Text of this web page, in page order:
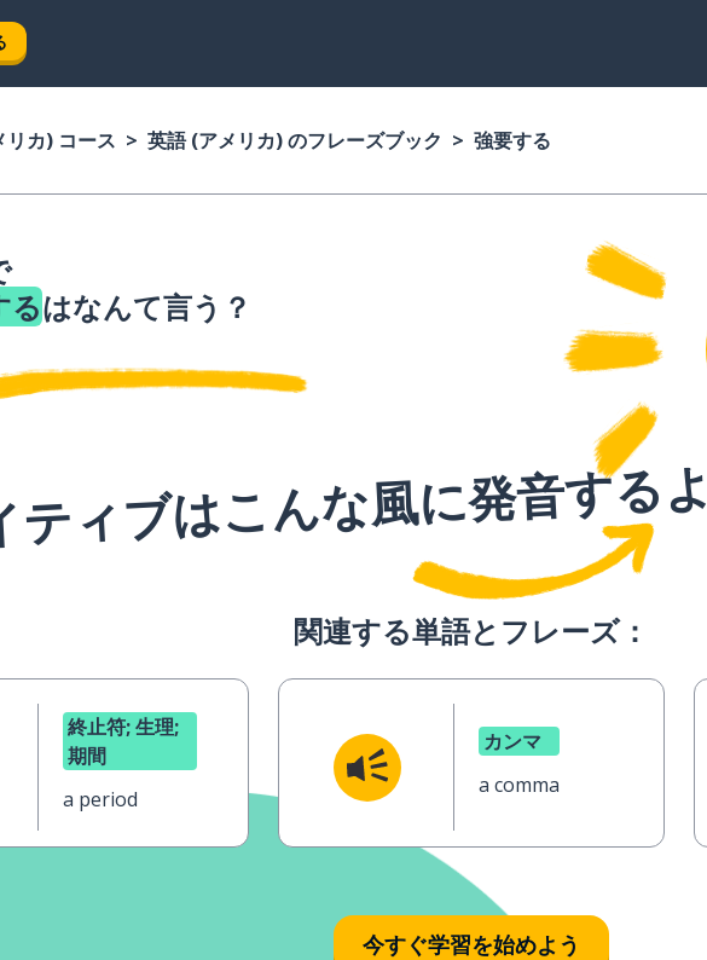
リカ) コース 英語 (アメリカ) のフレーズブック 強要する
るはなんて言う？
ティブはこんな風に発音するよ
関連する単語とフレーズ：
終止符; 生理;
期間
a period
カンマ
a comma
今すぐ学習を始めよう